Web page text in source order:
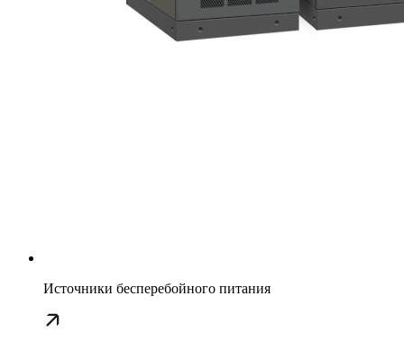
Источники бесперебойного питания